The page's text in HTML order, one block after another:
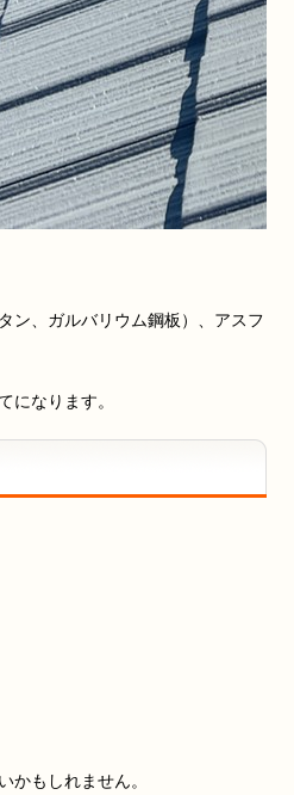
ン、ガルバリウム鋼板）、アスフ
になります。
かもしれません。